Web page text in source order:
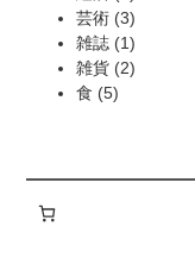
の
商
品
個
の
商
芸術 33
個
の
雑誌 11
個
雑貨 22
食 55